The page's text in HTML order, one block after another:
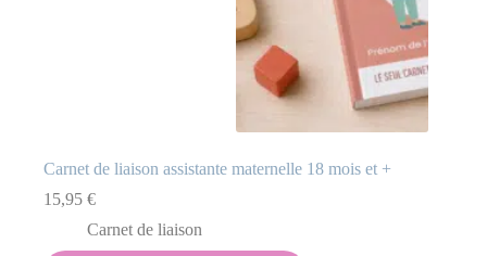
Carnet de liaison assistante maternelle 18 mois et +
15,95 €
Carnet de liaison